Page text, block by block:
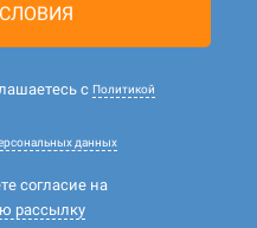
с Политикой
данных
согласие на
рассылку